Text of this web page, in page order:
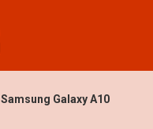
Samsung Galaxy A10